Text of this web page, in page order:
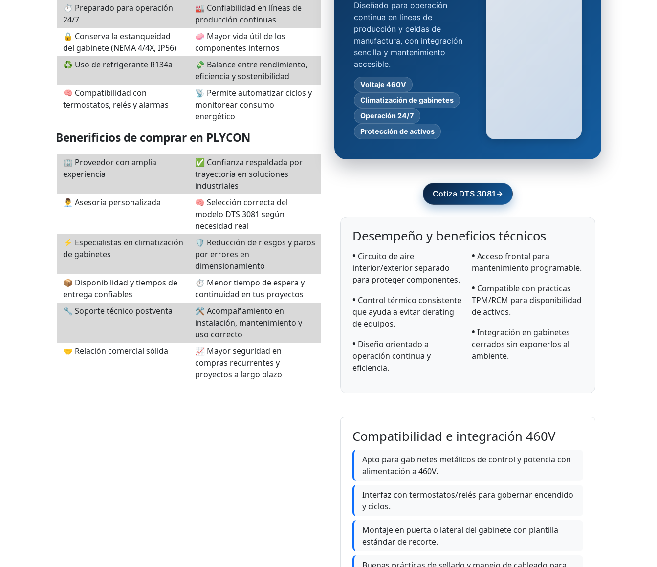
⏱️ Preparado para operación
24/7
🏭 Confiabilidad en líneas de
producción continuas
🔒 Conserva la estanqueidad
del gabinete (NEMA 4/4X, IP56)
🧼 Mayor vida útil de los
componentes internos
♻️ Uso de refrigerante R134a
💸 Balance entre rendimiento,
eficiencia y sostenibilidad
🧠 Compatibilidad con
termostatos, relés y alarmas
📡 Permite automatizar ciclos y
monitorear consumo
energético
Benerificios de comprar en PLYCON
🏢 Proveedor con amplia
experiencia
✅ Confianza respaldada por
trayectoria en soluciones
industriales
👨‍💼 Asesoría personalizada
🧠 Selección correcta del
modelo DTS 3081 según
necesidad real
⚡ Especialistas en climatización
de gabinetes
🛡️ Reducción de riesgos y paros
por errores en
dimensionamiento
📦 Disponibilidad y tiempos de
entrega confiables
⏱️ Menor tiempo de espera y
continuidad en tus proyectos
🔧 Soporte técnico postventa
🛠️ Acompañamiento en
instalación, mantenimiento y
uso correcto
🤝 Relación comercial sólida
📈 Mayor seguridad en
compras recurrentes y
proyectos a largo plazo
Diseñado para operación
continua en líneas de
producción y celdas de
manufactura, con integración
sencilla y mantenimiento
accesible.
Voltaje 460V
Climatización de gabinetes
Operación 24/7
Protección de activos
Cotiza DTS 3081 →
Desempeño y beneficios técnicos
• Circuito de aire
interior/exterior separado
para proteger componentes.
• Control térmico consistente
que ayuda a evitar derating
de equipos.
• Diseño orientado a
operación continua y
eficiencia.
• Acceso frontal para
mantenimiento programable.
• Compatible con prácticas
TPM/RCM para disponibilidad
de activos.
• Integración en gabinetes
cerrados sin exponerlos al
ambiente.
Compatibilidad e integración 460V
Apto para gabinetes metálicos de control y potencia con
alimentación a 460V.
Interfaz con termostatos/relés para gobernar encendido
y ciclos.
Montaje en puerta o lateral del gabinete con plantilla
estándar de recorte.